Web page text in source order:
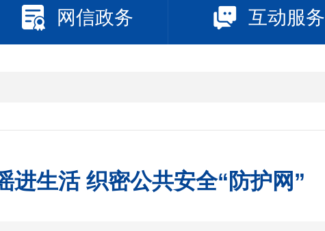
网信政务 互动服务
进生活 织密公共安全“防护网”